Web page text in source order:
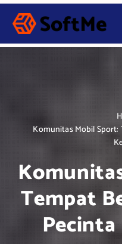
S
p
Komunitas Mobil
Tempat